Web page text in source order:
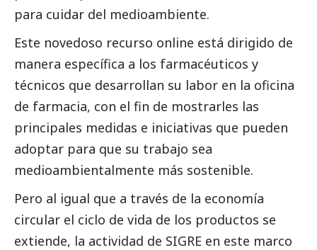
para cuidar del medioambiente.
Este novedoso recurso online está dirigido de
manera específica a los farmacéuticos y
técnicos que desarrollan su labor en la oficina
de farmacia, con el fin de mostrarles las
principales medidas e iniciativas que pueden
adoptar para que su trabajo sea
medioambientalmente más sostenible.
Pero al igual que a través de la economía
circular el ciclo de vida de los productos se
extiende, la actividad de SIGRE en este marco